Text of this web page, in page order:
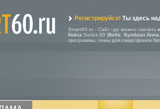
Регистрируйся! Ты здесь
Smart60.ru - Сайт где можно скачать
Nokia Series 60 (Belle Symbian Anna
программы, темы для смартфонов